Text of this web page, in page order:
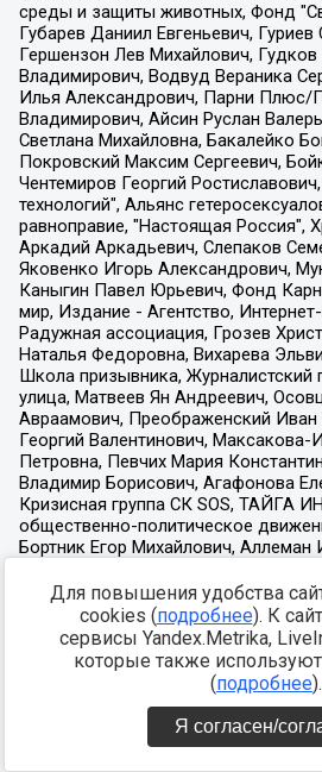
Для повышения удобства
cookies (подробнее). К
сервисы Yandex.Metrika,
которые также
(подробнее).
Я согласен/